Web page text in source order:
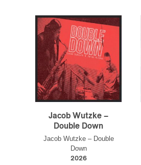
Jacob Wutzke –
Double Down
Jacob Wutzke – Double
Down
2026